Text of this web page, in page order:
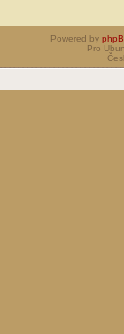
Powered by
Pro